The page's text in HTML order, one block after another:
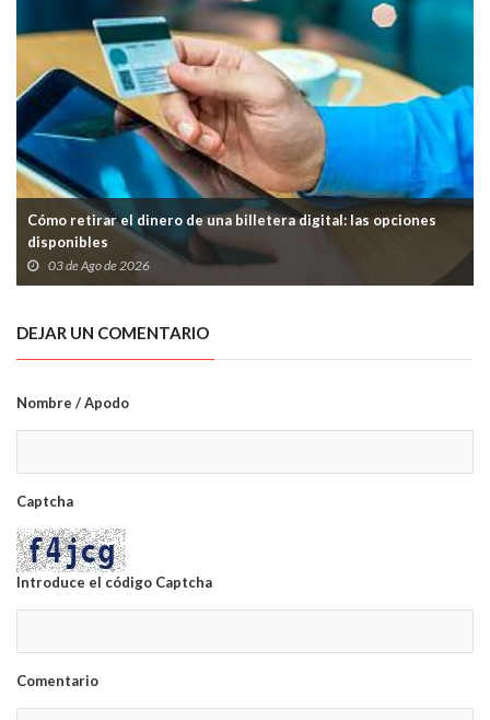
Cómo retirar el dinero de una billetera digital: las opciones
disponibles
03 de Ago de 2026
DEJAR UN COMENTARIO
Nombre / Apodo
Captcha
Introduce el código Captcha
Comentario